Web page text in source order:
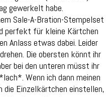
gewerkelt habe.
Sale-A-Bration-Stempelset
perfekt für kleine Kärtchen
Anlass etwas dabei. Leider
Die obersten könnt ihr
bei den unteren müsst ihr
Wenn ich dann meinen
die Einzelkärtchen einstellen,